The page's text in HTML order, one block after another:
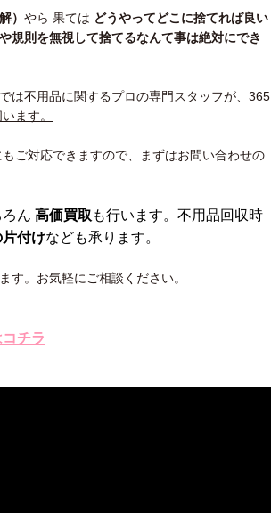
） やら 果ては どうやってどこに捨てれば良い
規則を無視して捨てるなんて事は絶対にでき
は不用品に関するプロの専門スタッフが、365
ます。
ご対応できますので、まずはお問い合わせの
ん 高価買取 も行います。不用品回収時
付けなども承ります。
す。お気軽にご相談ください。
チラ